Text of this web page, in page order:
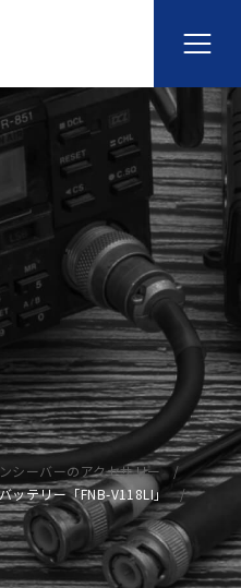
シーバーのアクセサリー
ッテリー「FNB-V118LI」